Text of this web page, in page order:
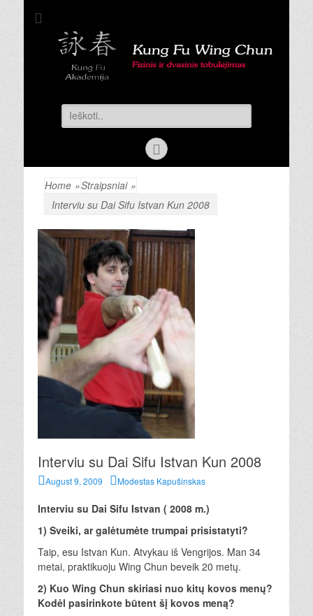
Akademija
Search
for:
Facebook
Home »Straipsniai »
Interviu su Dai Sifu Istvan Kun 2008
Interviu su Dai Sifu Istvan Kun 2008
Posted
August 9, 2009 Author
Modestas Kapušinskas
Interviu su Dai Sifu Istvan ( 2008 m.)
1) Sveiki, ar galėtumėte trumpai prisistatyti?
Taip, esu Istvan Kun. Atvykau iš Vengrijos. Man 34
metai, praktikuoju Wing Chun beveik 20 metų.
2) Kuo Wing Chun skiriasi nuo kitų kovos menų?
Kodėl pasirinkote būtent šį kovos meną?